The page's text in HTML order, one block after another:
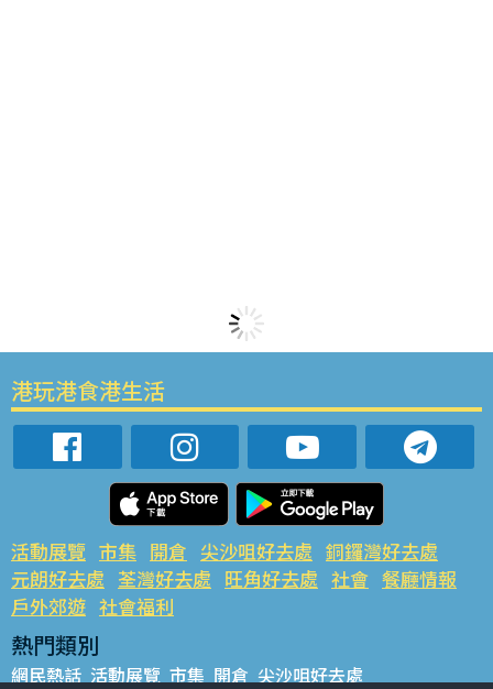
港玩港食港生活
活動展覽 市集 開倉 尖沙咀好去處 銅鑼灣好去處
元朗好去處 荃灣好去處 旺角好去處 社會 餐廳情報
戶外郊遊 社會福利
熱門類別
網民熱話 活動展覽 市集 開倉 尖沙咀好去處